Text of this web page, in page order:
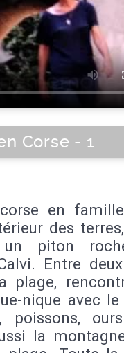
Corse - 1
en
des
piton
Entre
plage,
nique avec
poissons,
la